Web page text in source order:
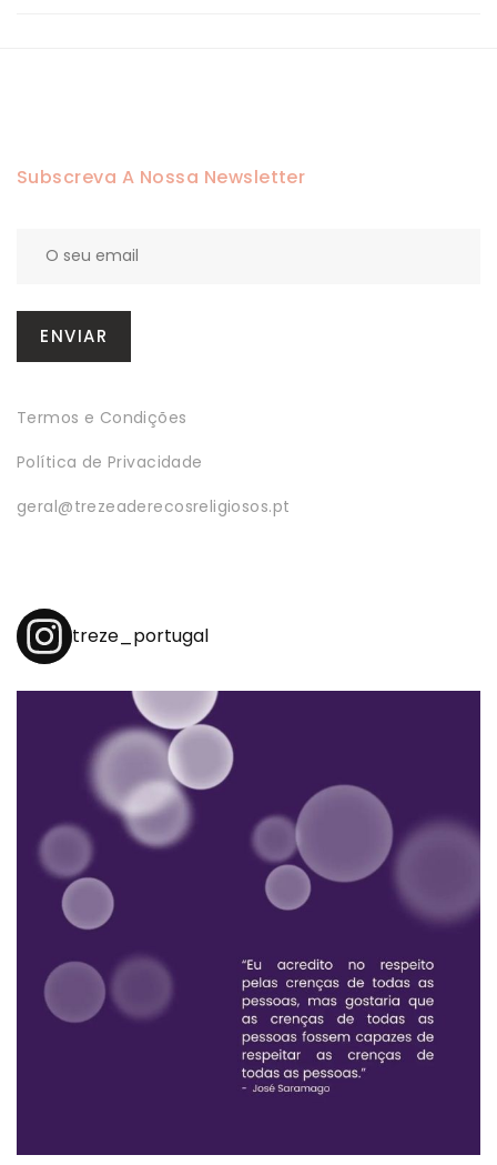
Subscreva A Nossa Newsletter
Termos e Condições
Política de Privacidade
geral@trezeaderecosreligiosos.pt
treze_portugal